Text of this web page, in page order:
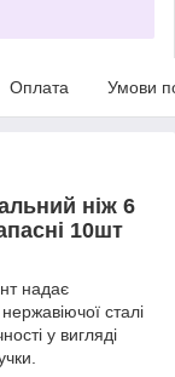
Оплата Умови
ніж 6
10шт
надає
сталі
у вигляді